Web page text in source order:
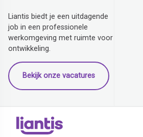
Liantis biedt je een uitdagende
job in een professionele
werkomgeving met ruimte voor
ontwikkeling.
Bekijk onze vacatures